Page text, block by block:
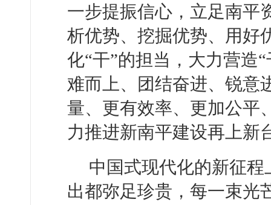
一步提振信心，立足南平
析优势、挖掘优势、用好
化“干”的担当，大力营造
难而上、团结奋进、锐意
量、更有效率、更加公平
力推进新南平建设再上新
中国式现代化的新征
出都弥足珍贵，每一束光